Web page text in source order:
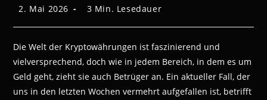
Beitrag
2. Mai 2026 Lesedauer:
3 Min. Lesedauer
Die Welt der Kryptowährungen ist faszinierend und
vielversprechend, doch wie in jedem Bereich, in dem es um
Geld geht, zieht sie auch Betrüger an. Ein aktueller Fall, der
uns in den letzten Wochen vermehrt aufgefallen ist, betrifft